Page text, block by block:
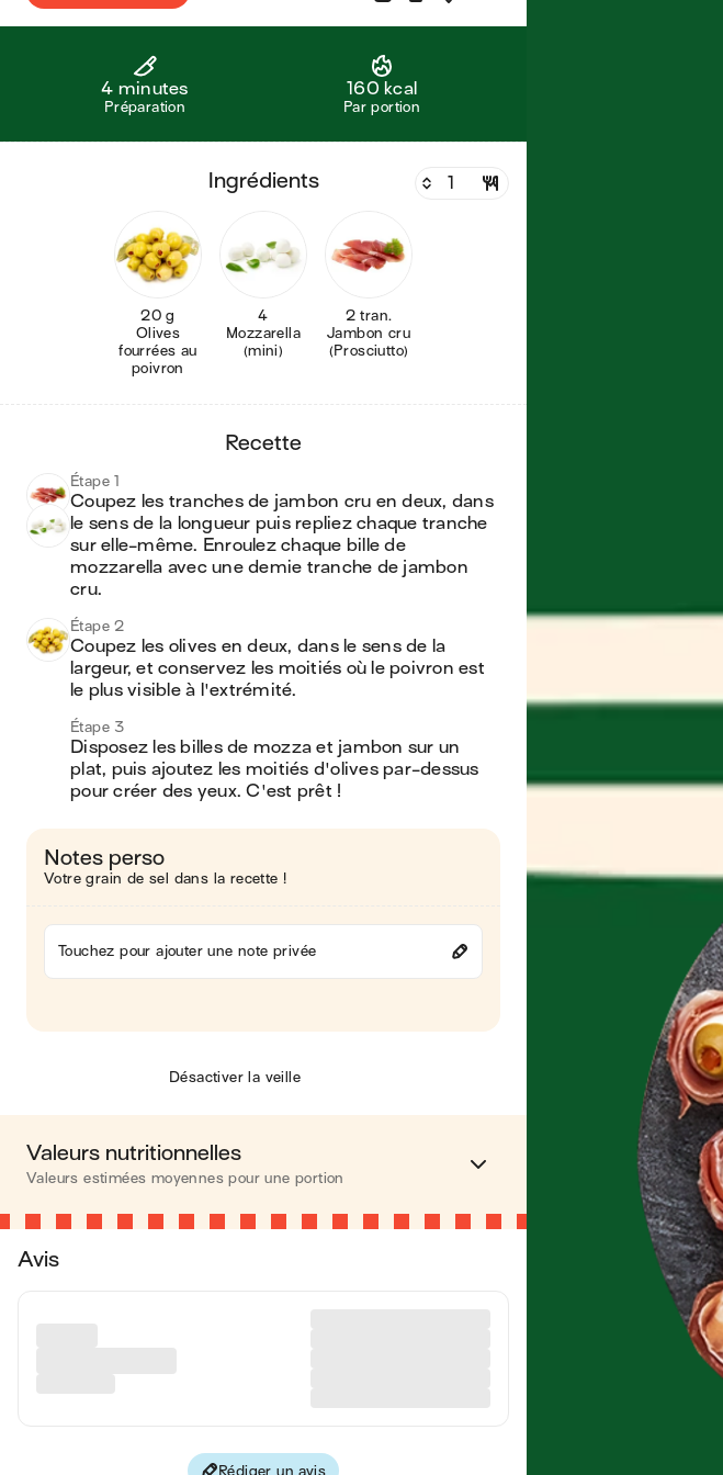
4 minutes
Préparation
160 kcal
Par portion
ingrédients
20 g
Olives
fourrées au
poivron
4
Mozzarella
(mini)
2 tran.
Jambon cru
(Prosciutto)
recette
Étape 1
Coupez les tranches de jambon cru en deux, dans
le sens de la longueur puis repliez chaque tranche
sur elle-même. Enroulez chaque bille de
mozzarella avec une demie tranche de jambon
cru.
Étape 2
Coupez les olives en deux, dans le sens de la
largeur, et conservez les moitiés où le poivron est
le plus visible à l'extrémité.
Étape 3
Disposez les billes de mozza et jambon sur un
plat, puis ajoutez les moitiés d'olives par-dessus
pour créer des yeux. C'est prêt !
Notes perso
Votre grain de sel dans la recette !
Touchez pour ajouter une note privée
Désactiver la veille
Valeurs nutritionnelles
Valeurs estimées moyennes pour une portion
Calories 160 kcal
Avis
Rédiger un avis